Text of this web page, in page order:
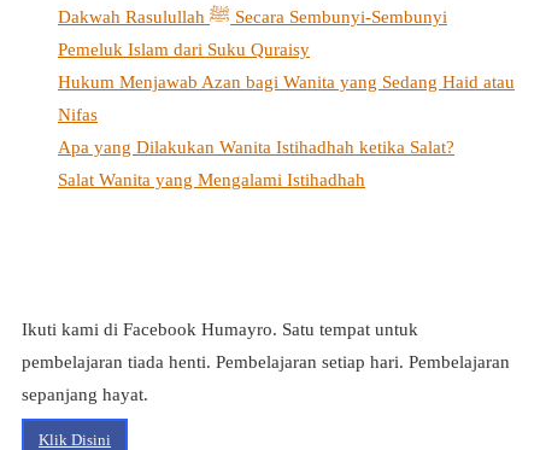
Dakwah Rasulullah ﷺ Secara Sembunyi-Sembunyi
Pemeluk Islam dari Suku Quraisy
Hukum Menjawab Azan bagi Wanita yang Sedang Haid atau
Nifas
Apa yang Dilakukan Wanita Istihadhah ketika Salat?
Salat Wanita yang Mengalami Istihadhah
Ikuti kami di Facebook Humayro. Satu tempat untuk
pembelajaran tiada henti. Pembelajaran setiap hari. Pembelajaran
sepanjang hayat.
Klik Disini